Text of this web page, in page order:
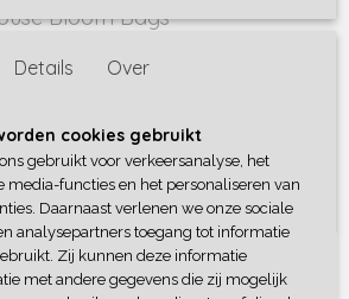
Bloom Bags
Bags Deze vrolijke rugzak van…
Details Over
cookies gebruikt
gebruikt voor verkeersanalyse, het
media-functies en het personaliseren van
Daarnaast verlenen we onze sociale
analysepartners toegang tot informatie
Zij kunnen deze informatie
met andere gegevens die zij mogelijk